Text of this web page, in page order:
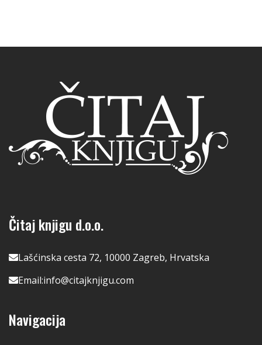
Čitaj knjigu d.o.o.
Lašćinska cesta 72, 10000 Zagreb, Hrvatska
Email:info@citajknjigu.com
Navigacija